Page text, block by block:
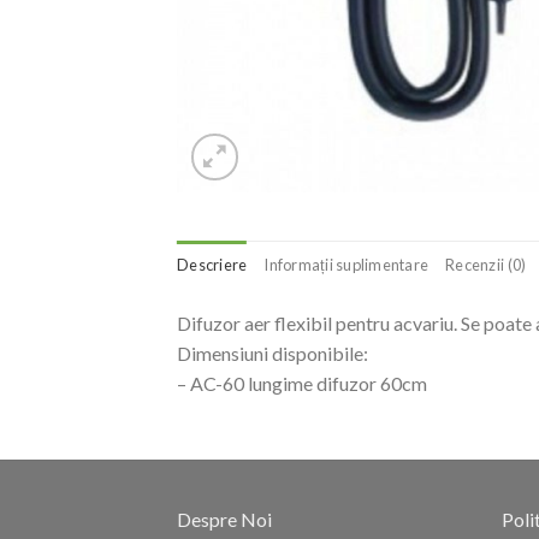
Descriere Informații suplimentare Recenzii (0)
Difuzor aer flexibil pentru acvariu. Se poate
Dimensiuni disponibile:
– AC-60 lungime difuzor 60cm
Despre Noi